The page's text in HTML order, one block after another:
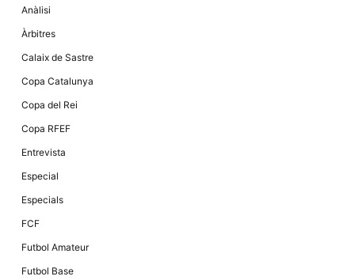
Anàlisi
Àrbitres
Calaix de Sastre
Copa Catalunya
Copa del Rei
Copa RFEF
Entrevista
Especial
Especials
FCF
Futbol Amateur
Futbol Base